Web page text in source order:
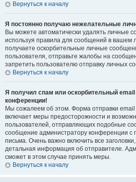
Вернуться к началу
Я постоянно получаю нежелательные
Вы можете автоматически удалять личные
используя правила для сообщений в вашем
получаете оскорбительные личные
пользователя, отправьте жалобы на
запретить пользователю отправку личных
Вернуться к началу
Я получил спам или оскорбительный email
конференции!
Мы сожалеем об этом. Форма отправки
включает меры предосторожности и
пользователей, отправляющих подобные
сообщение администратору конференции с
письма. Очень важно включить все
детальная информация об отправителе.
сможет в этом случае принять меры.
Вернуться к началу